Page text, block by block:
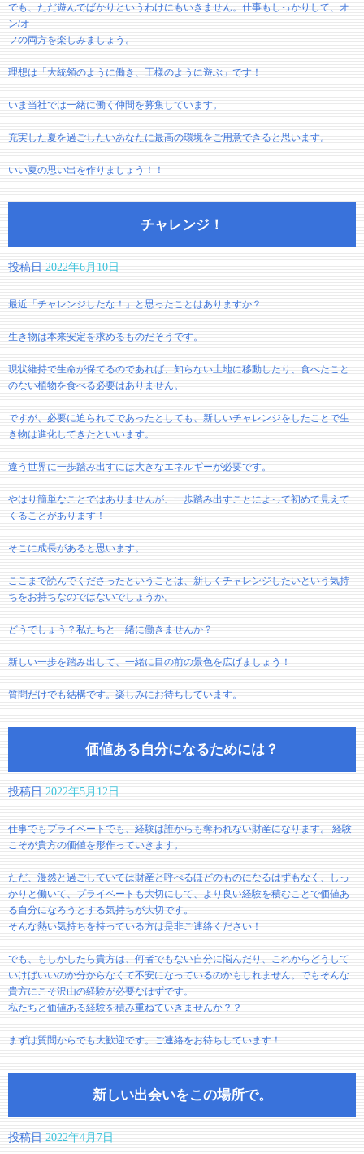
でも、ただ遊んでばかりというわけにもいきません。仕事もしっかりして、オ
ン/オ
フの両方を楽しみましょう。
理想は「大統領のように働き、王様のように遊ぶ」です！
いま当社では一緒に働く仲間を募集しています。
充実した夏を過ごしたいあなたに最高の環境をご用意できると思います。
いい夏の思い出を作りましょう！！
チャレンジ！
投稿日 2022年6月10日
最近「チャレンジしたな！」と思ったことはありますか？
生き物は本来安定を求めるものだそうです。
現状維持で生命が保てるのであれば、知らない土地に移動したり、食べたこと
のない植物を食べる必要はありません。
ですが、必要に迫られてであったとしても、新しいチャレンジをしたことで生
き物は進化してきたといいます。
違う世界に一歩踏み出すには大きなエネルギーが必要です。
やはり簡単なことではありませんが、一歩踏み出すことによって初めて見えて
くることがあります！
そこに成長があると思います。
ここまで読んでくださったということは、新しくチャレンジしたいという気持
ちをお持ちなのではないでしょうか。
どうでしょう？私たちと一緒に働きませんか？
新しい一歩を踏み出して、一緒に目の前の景色を広げましょう！
質問だけでも結構です。楽しみにお待ちしています。
価値ある自分になるためには？
投稿日 2022年5月12日
仕事でもプライベートでも、経験は誰からも奪われない財産になります。 経験
こそが貴方の価値を形作っていきます。
ただ、漫然と過ごしていては財産と呼べるほどのものになるはずもなく、しっ
かりと働いて、プライベートも大切にして、より良い経験を積むことで価値あ
る自分になろうとする気持ちが大切です。
そんな熱い気持ちを持っている方は是非ご連絡ください！
でも、もしかしたら貴方は、何者でもない自分に悩んだり、これからどうして
いけばいいのか分からなくて不安になっているのかもしれません。でもそんな
貴方にこそ沢山の経験が必要なはずです。
私たちと価値ある経験を積み重ねていきませんか？？
まずは質問からでも大歓迎です。ご連絡をお待ちしています！
新しい出会いをこの場所で。
投稿日 2022年4月7日